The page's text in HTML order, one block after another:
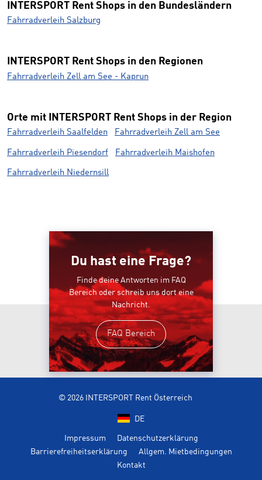
INTERSPORT Rent Shops in den Bundesländern
Fahrradverleih Salzburg
INTERSPORT Rent Shops in den Regionen
Fahrradverleih Zell am See - Kaprun
Orte mit INTERSPORT Rent Shops in der Region
Fahrradverleih Saalfelden Fahrradverleih Zell am See
Fahrradverleih Piesendorf Fahrradverleih Maishofen
Fahrradverleih Niedernsill
Du hast eine Frage?
Finde deine Antworten im FAQ
Bereich oder schreib uns dort eine
Nachricht.
FAQ Bereich
© 2026 INTERSPORT Rent Österreich
DE
Impressum
Datenschutzerklärung
Barrierefreiheitserklärung
Allgem. Mietbedingungen
Kontakt